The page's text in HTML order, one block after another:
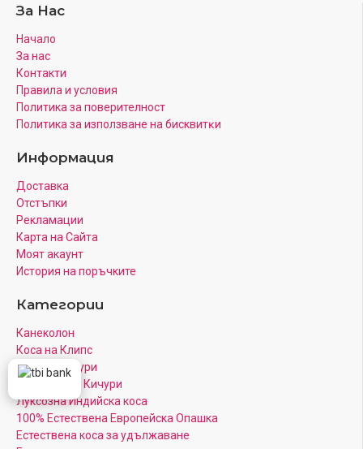
За Нас
Начало
За нас
Контакти
Правила и условия
Политика за поверителност
Πoлитика зa изпoлзвaнe нa бисквитĸи
Информация
Доставка
Отстъпки
Рекламации
Карта на Сайта
Моят акаунт
История на поръчките
Категории
Канеколон
Коса на Клипс
Цветни Кичури
Кератинови Кичури
Луксозна Индийска коса
100% Естествена Европейска Опашка
Естествена коса за удължаване